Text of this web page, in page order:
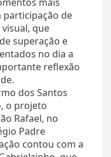
de
que
superação e
no dia a
reflexão
dos Santos
o projeto
Rafael, no
Padre
contou com a